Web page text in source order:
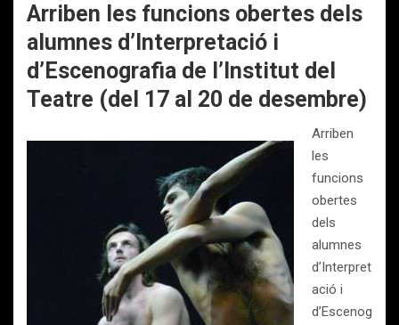
Arriben les funcions obertes dels
alumnes d’Interpretació i
d’Escenografia de l’Institut del
Teatre (del 17 al 20 de desembre)
Arriben
les
funcions
obertes
dels
alumnes
d’Interpret
ació i
d’Escenog